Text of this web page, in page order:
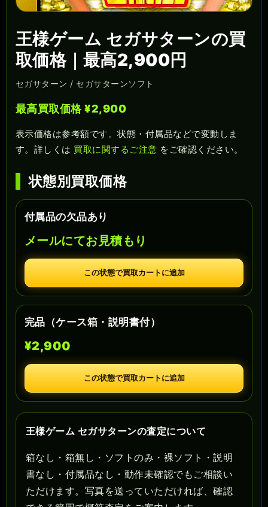
王様ゲーム セガサターンの買
取価格｜最高2,900円
セガサターン / セガサターンソフト
最高買取価格 ¥2,900
表示価格は参考額です。状態・付属品などで変動しま
す。詳しくは 買取に関するご注意 をご確認ください。
状態別買取価格
付属品の欠品あり
メールにてお見積もり
この状態で買取カートに追加
完品（ケース箱・説明書付）
¥2,900
この状態で買取カートに追加
王様ゲーム セガサターンの査定について
箱なし・箱無し・ソフトのみ・裸ソフト・説明
書なし・付属品なし・動作未確認でもご相談い
ただけます。写真を送っていただければ、確認